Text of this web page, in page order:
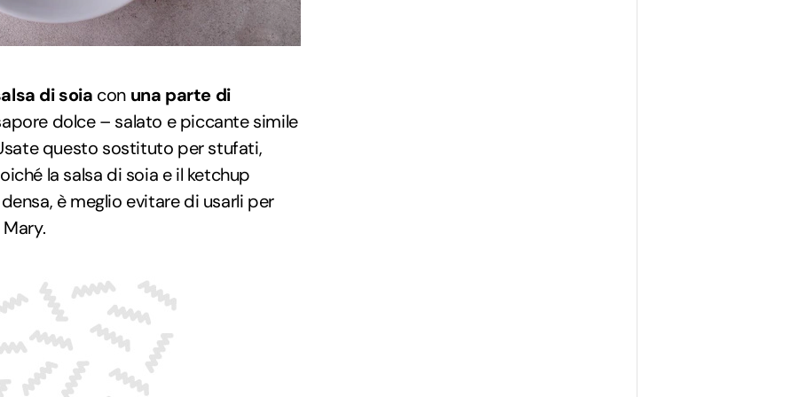
di soia con una parte di
dolce – salato e piccante simile
questo sostituto per stufati,
la salsa di soia e il ketchup
è meglio evitare di usarli per